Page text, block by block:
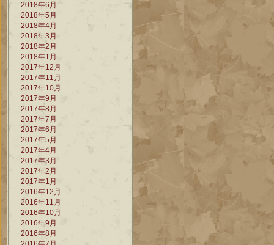
2018年6月
2018年5月
2018年4月
2018年3月
2018年2月
2018年1月
2017年12月
2017年11月
2017年10月
2017年9月
2017年8月
2017年7月
2017年6月
2017年5月
2017年4月
2017年3月
2017年2月
2017年1月
2016年12月
2016年11月
2016年10月
2016年9月
2016年8月